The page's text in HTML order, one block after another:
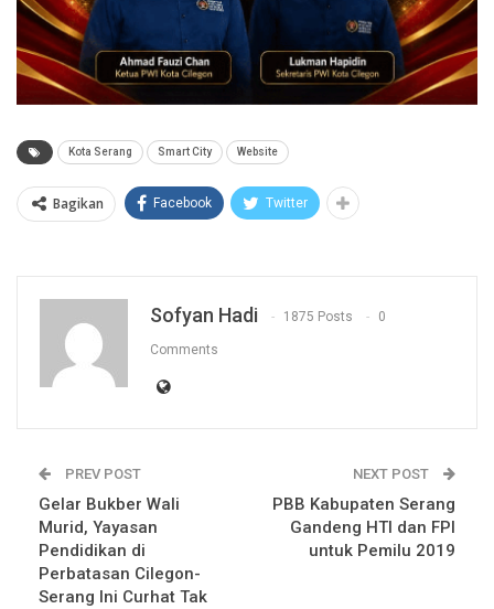
Kota Serang Smart City Website
Bagikan Facebook Twitter
Sofyan Hadi 1875 Posts 0
Comments
PREV POST
Gelar Bukber Wali
Murid, Yayasan
Pendidikan di
Perbatasan Cilegon-
Serang Ini Curhat Tak
NEXT POST
PBB Kabupaten Serang
Gandeng HTI dan FPI
untuk Pemilu 2019